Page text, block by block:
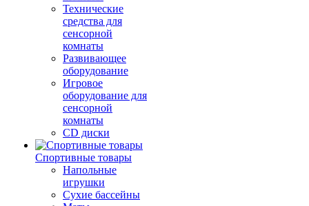
Технические
средства для
сенсорной
комнаты
Развивающее
оборудование
Игровое
оборудование для
сенсорной
комнаты
CD диски
Спортивные товары
Напольные
игрушки
Сухие бассейны